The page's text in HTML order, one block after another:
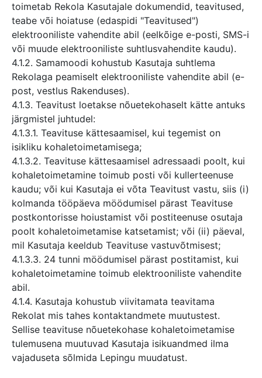
toimetab Rekola Kasutajale dokumendid, teavitused,
teabe või hoiatuse (edaspidi "Teavitused")
elektrooniliste vahendite abil (eelkõige e-posti, SMS-i
või muude elektrooniliste suhtlusvahendite kaudu).
4.1.2. Samamoodi kohustub Kasutaja suhtlema
Rekolaga peamiselt elektrooniliste vahendite abil (e-
post, vestlus Rakenduses).
4.1.3. Teavitust loetakse nõuetekohaselt kätte antuks
järgmistel juhtudel:
4.1.3.1. Teavituse kättesaamisel, kui tegemist on
isikliku kohaletoimetamisega;
4.1.3.2. Teavituse kättesaamisel adressaadi poolt, kui
kohaletoimetamine toimub posti või kullerteenuse
kaudu; või kui Kasutaja ei võta Teavitust vastu, siis (i)
kolmanda tööpäeva möödumisel pärast Teavituse
postkontorisse hoiustamist või postiteenuse osutaja
poolt kohaletoimetamise katsetamist; või (ii) päeval,
mil Kasutaja keeldub Teavituse vastuvõtmisest;
4.1.3.3. 24 tunni möödumisel pärast postitamist, kui
kohaletoimetamine toimub elektrooniliste vahendite
abil.
4.1.4. Kasutaja kohustub viivitamata teavitama
Rekolat mis tahes kontaktandmete muutustest.
Sellise teavituse nõuetekohase kohaletoimetamise
tulemusena muutuvad Kasutaja isikuandmed ilma
vajaduseta sõlmida Lepingu muudatust.